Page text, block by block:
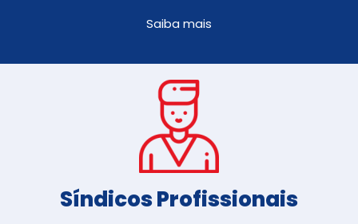
Saiba mais
Síndicos Profissionais